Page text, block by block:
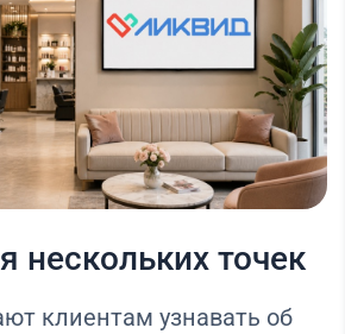
нескольких точек
клиентам узнавать об